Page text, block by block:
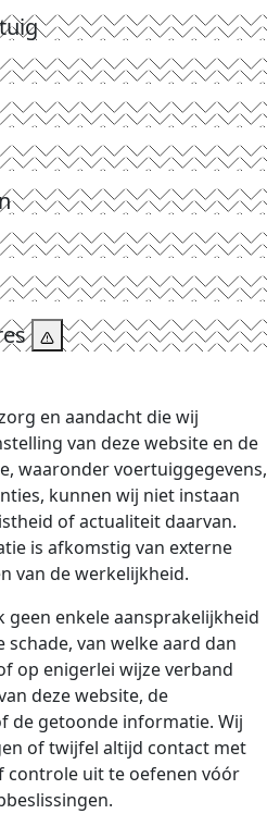
en aandacht die wij
van deze website en de
waaronder voertuiggegevens,
kunnen wij niet instaan
of actualiteit daarvan.
is afkomstig van externe
van de werkelijkheid.
geen enkele aansprakelijkheid
van welke aard dan
op enigerlei wijze verband
deze website, de
de getoonde informatie. Wij
of twijfel altijd contact met
controle uit te oefenen vóór